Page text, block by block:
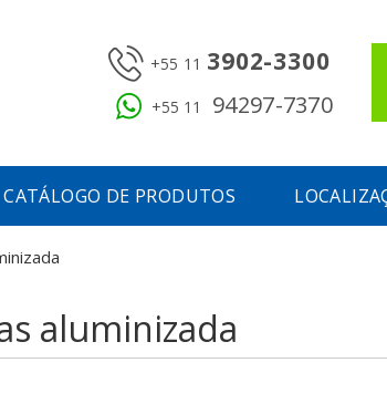
+55 11 3902-3300
+55 11 94297-7370
CATÁLOGO DE PRODUTOS
aluminizada